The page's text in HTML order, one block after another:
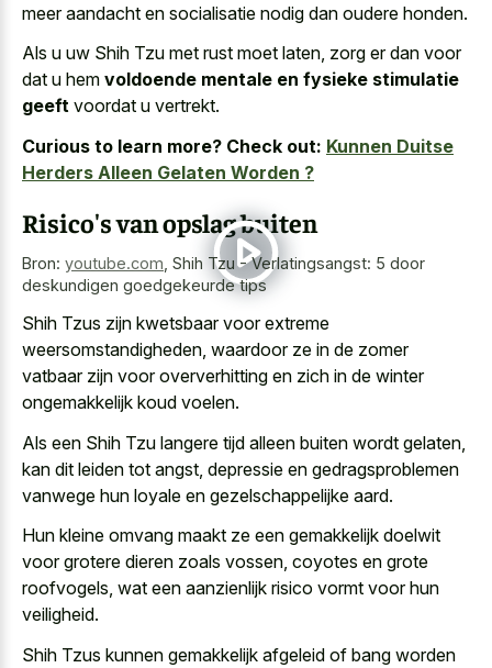
meer aandacht en socialisatie nodig dan oudere honden.
Als u uw Shih Tzu met rust moet laten, zorg er dan voor
dat u hem voldoende mentale en fysieke stimulatie
geeft voordat u vertrekt.
Curious to learn more? Check out: Kunnen Duitse
Herders Alleen Gelaten Worden ?
Risico's van opslag buiten
Bron: youtube.com Shih Tzu - Verlatingsangst: 5 door
deskundigen goedgekeurde tips
Shih Tzus zijn kwetsbaar voor extreme
weersomstandigheden, waardoor ze in de zomer
vatbaar zijn voor oververhitting en zich in de winter
ongemakkelijk koud voelen.
Als een Shih Tzu langere tijd alleen buiten wordt gelaten,
kan dit leiden tot angst, depressie en gedragsproblemen
vanwege hun loyale en gezelschappelijke aard.
Hun kleine omvang maakt ze een gemakkelijk doelwit
voor grotere dieren zoals vossen, coyotes en grote
roofvogels, wat een aanzienlijk risico vormt voor hun
veiligheid.
Shih Tzus kunnen gemakkelijk afgeleid of bang worden